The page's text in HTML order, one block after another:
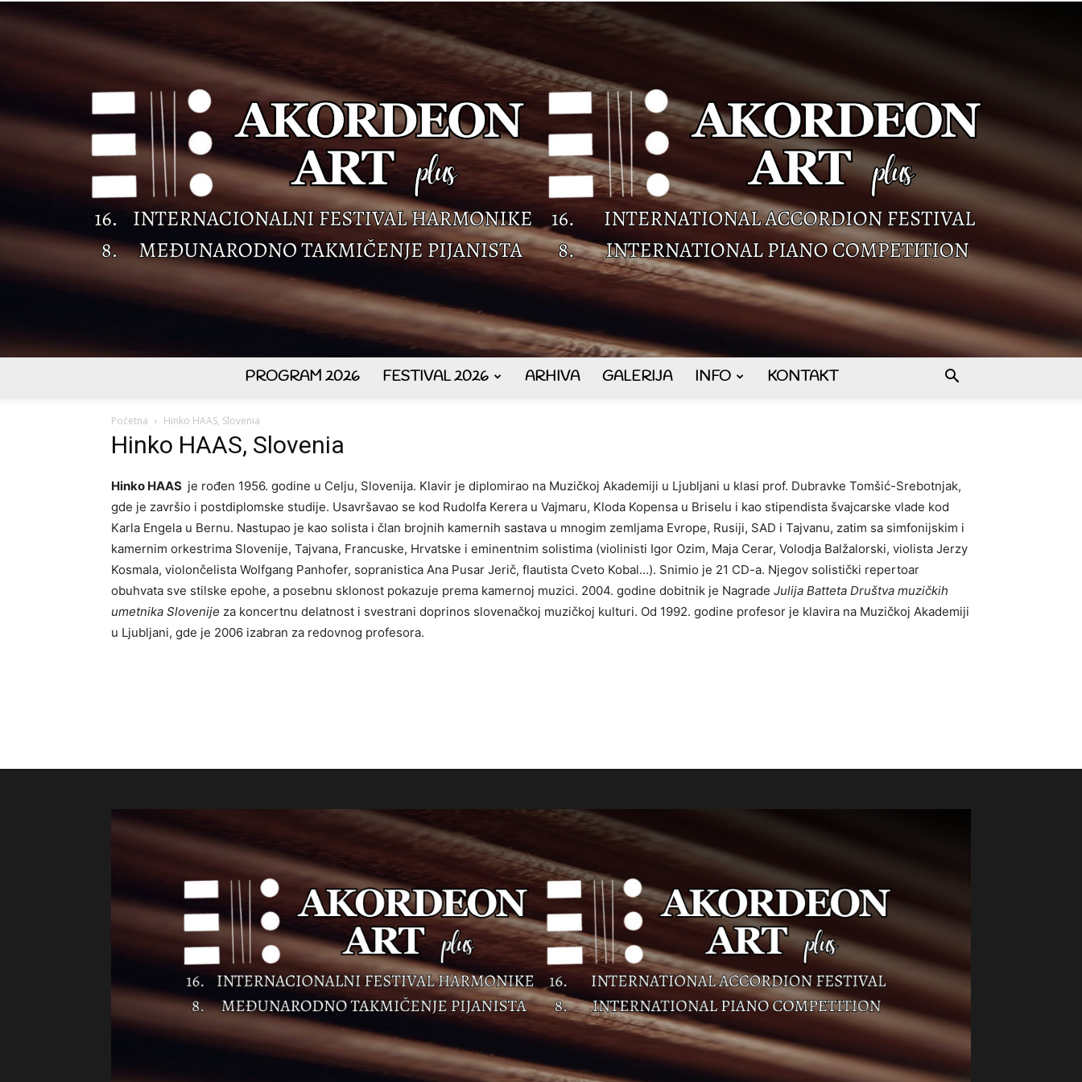
ART
plus
PROGRAM 2026 FESTIVAL 2026 ARHIVA GALERIJA INFO KONTAKT
Početna Hinko HAAS, Slovenia
Hinko HAAS, Slovenia
Hinko HAAS je rođen 1956. godine u Celju, Slovenija. Klavir je diplomirao na Muzičkoj Akademiji u Ljubljani u klasi prof. Dubravke Tomšić-Srebotnjak,
gde je završio i postdiplomske studije. Usavršavao se kod Rudolfa Kerera u Vajmaru, Kloda Kopensa u Briselu i kao stipendista švajcarske vlade kod
Karla Engela u Bernu. Nastupao je kao solista i član brojnih kamernih sastava u mnogim zemljama Evrope, Rusiji, SAD i Tajvanu, zatim sa simfonijskim i
kamernim orkestrima Slovenije, Tajvana, Francuske, Hrvatske i eminentnim solistima (violinisti Igor Ozim, Maja Cerar, Volodja Balžalorski, violista Jerzy
Kosmala, violončelista Wolfgang Panhofer, sopranistica Ana Pusar Jerič, flautista Cveto Kobal…). Snimio je 21 CD-a. Njegov solistički repertoar
obuhvata sve stilske epohe, a posebnu sklonost pokazuje prema kamernoj muzici. 2004. godine dobitnik je Nagrade Julija Batteta Društva muzičkih
umetnika Slovenije za koncertnu delatnost i svestrani doprinos slovenačkoj muzičkoj kulturi. Od 1992. godine profesor je klavira na Muzičkoj Akademiji
u Ljubljani, gde je 2006 izabran za redovnog profesora.